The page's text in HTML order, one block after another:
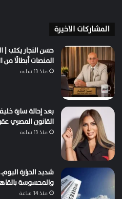
المشاركات الاخيرة
حسن النجار يكتب |
المنصات أبطالًا
منذ 13 ساعة
القانون المصري
منذ 13 ساعة
شديد الحرارة
والمحسوسة بالقاهرة
منذ 14 ساعة